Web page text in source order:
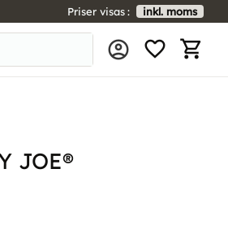
Priser visas inkl. moms
JOE®